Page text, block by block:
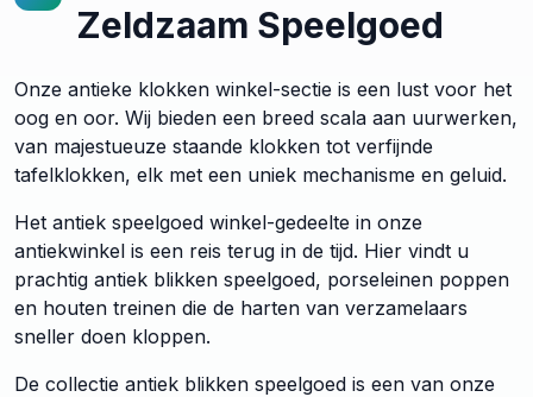
Zeldzaam Speelgoed
Onze antieke klokken winkel-sectie is een lust voor het
oog en oor. Wij bieden een breed scala aan uurwerken,
van majestueuze staande klokken tot verfijnde
tafelklokken, elk met een uniek mechanisme en geluid.
Het antiek speelgoed winkel-gedeelte in onze
antiekwinkel is een reis terug in de tijd. Hier vindt u
prachtig antiek blikken speelgoed, porseleinen poppen
en houten treinen die de harten van verzamelaars
sneller doen kloppen.
De collectie antiek blikken speelgoed is een van onze